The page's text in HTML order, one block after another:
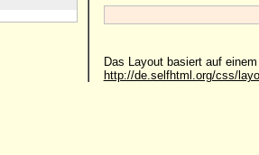
Das Layout basiert auf
http://de.selfhtml.org/css/